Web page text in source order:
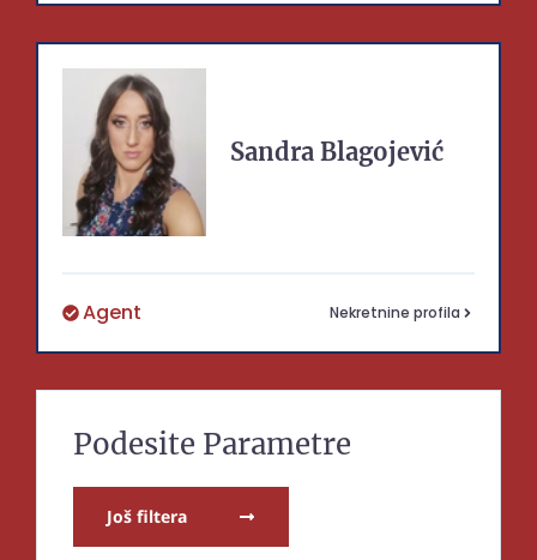
Sandra Blagojević
Agent Nekretnine profila
Podesite Parametre
Još filtera